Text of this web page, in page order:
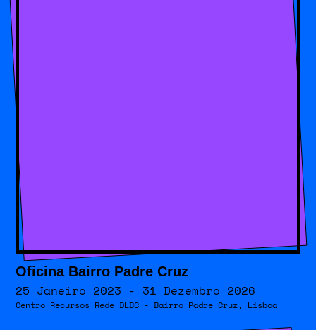
Oficina Bairro Padre Cruz
25 Janeiro 2023 - 31 Dezembro 2026
Centro Recursos Rede DLBC - Bairro Padre Cruz, Lisboa